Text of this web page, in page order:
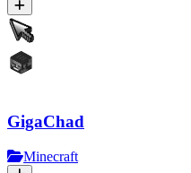
GigaChad
Minecraft